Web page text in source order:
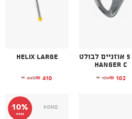
סט 5 אוזניים לבולט
HANGER C
₪ 109
המחיר המקורי היה: ₪109.₪ 102 המחיר הנוכחי הוא: ₪102.
Helix Large
₪ 440
המחיר המקורי₪ 410 המחיר הנוכחי
10%
הנחה
Kong